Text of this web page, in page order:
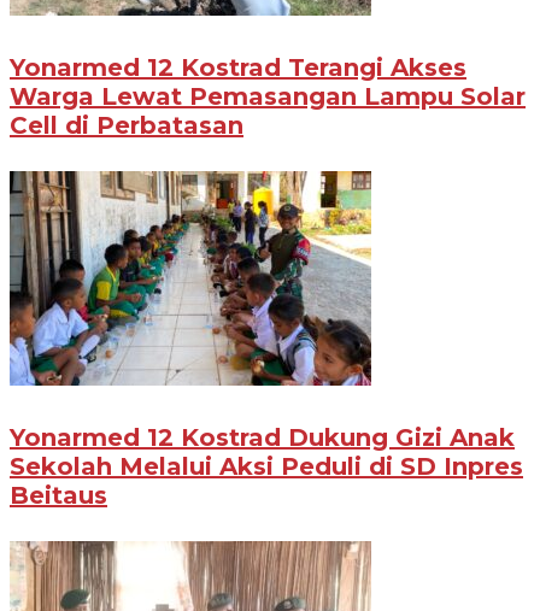
Yonarmed 12 Kostrad Terangi Akses
Warga Lewat Pemasangan Lampu Solar
Cell di Perbatasan
Yonarmed 12 Kostrad Dukung Gizi Anak
Sekolah Melalui Aksi Peduli di SD Inpres
Beitaus